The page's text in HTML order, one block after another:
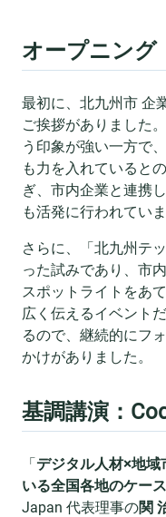
オープニング
最初に、北九州市 企
ご挨拶がありました
う印象が強い一方で
も力を入れていると
ぎ、市内企業と連携
も活発に行われていま
さらに、「北九州テ
った試みであり、市
スポットライトをあ
広く伝えるイベント
るので、継続的にフ
かけがありました。
基調講演：
「デジタル人材×地
いる全国各地のケース
Japan 代表理事の関